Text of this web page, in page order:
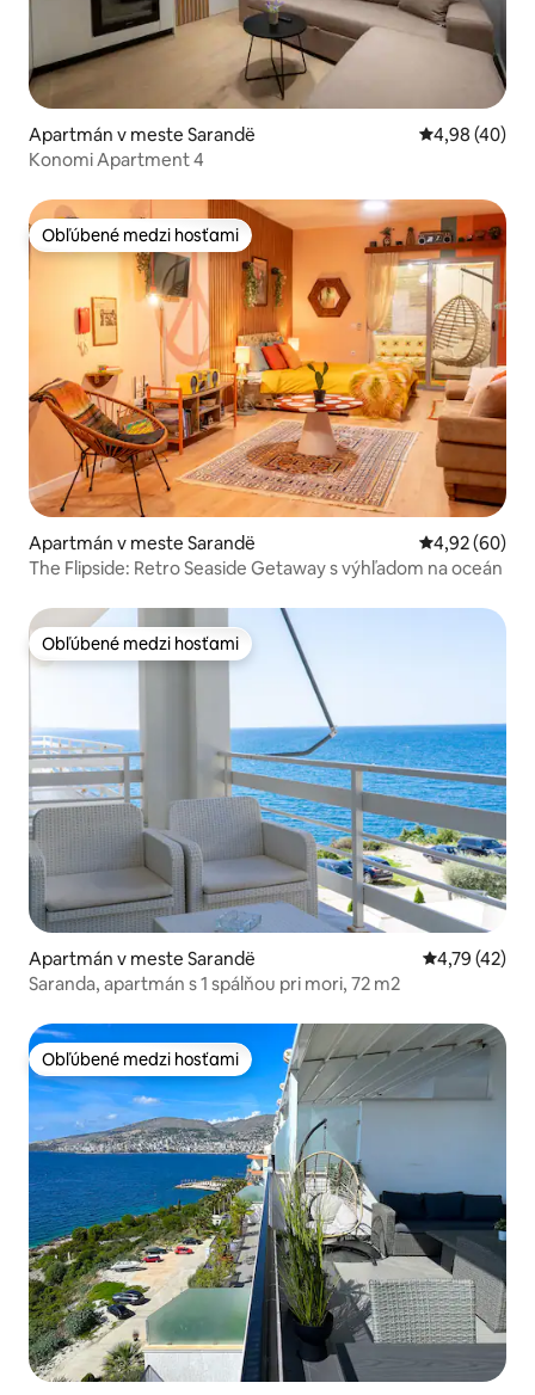
Apartmán v meste Sarandë Priemerné
4,98 (40)
Konomi Apartment 4
Obľúbené medzi hosťami
Obľúbené medzi hosťami
Apartmán v meste Sarandë Priemerné
4,92 (60)
The Flipside: Retro Seaside Getaway s výhľadom na oceán
Obľúbené medzi hosťami
Obľúbené medzi hosťami
Apartmán v meste Sarandë Priemerné
4,79 (42)
Saranda, apartmán s 1 spálňou pri mori, 72 m2
Obľúbené medzi hosťami
Obľúbené medzi hosťami